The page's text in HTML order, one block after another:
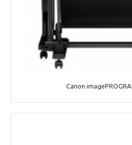
Canon